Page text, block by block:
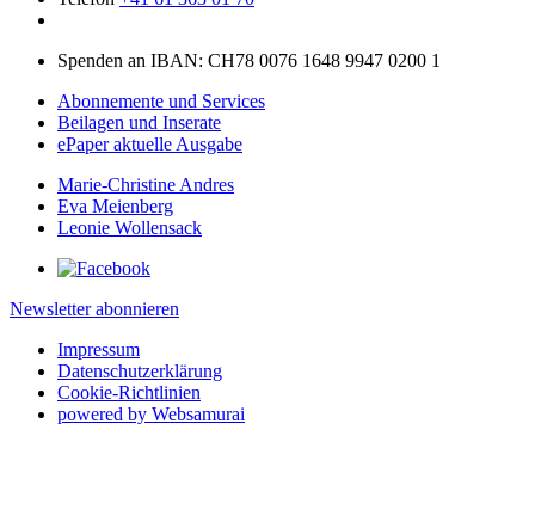
Spenden an IBAN: CH78 0076 1648 9947 0200 1
Abonnemente und Services
Beilagen und Inserate
ePaper aktuelle Ausgabe
Marie-Christine Andres
Eva Meienberg
Leonie Wollensack
Newsletter abonnieren
Impressum
Datenschutzerklärung
Cookie-Richtlinien
powered by Websamurai